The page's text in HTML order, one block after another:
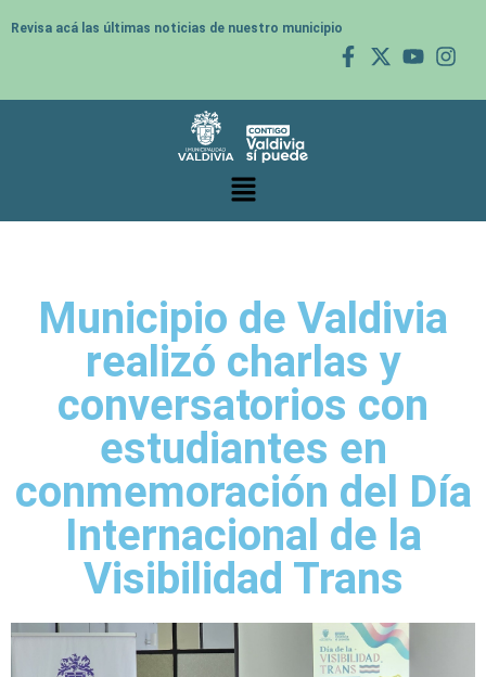
Revisa acá las últimas noticias de nuestro municipio
Municipio de Valdivia
realizó charlas y
conversatorios con
estudiantes en
conmemoración del Día
Internacional de la
Visibilidad Trans